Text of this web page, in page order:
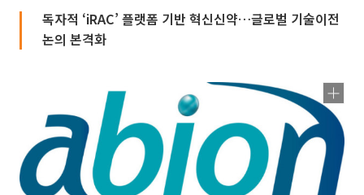
독자적 ‘iRAC’ 플랫폼 기반 혁신신약…글로벌 기술이전
논의 본격화